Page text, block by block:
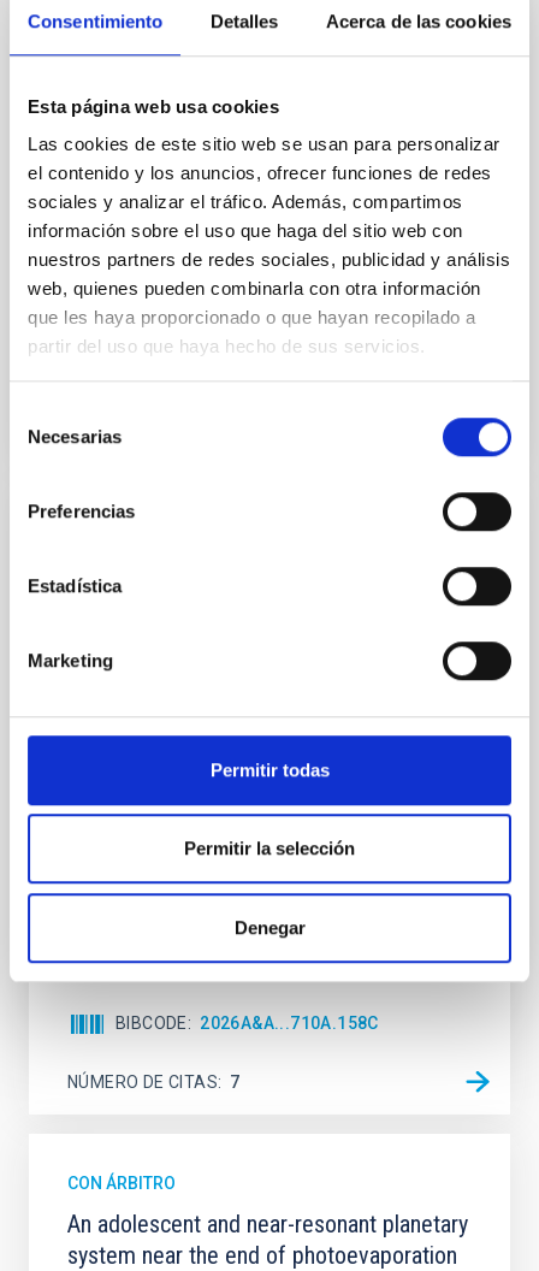
Consentimiento Detalles Acerca de las cookies
Esta página web usa cookies
Las cookies de este sitio web se usan para personalizar
el contenido y los anuncios, ofrecer funciones de redes
sociales y analizar el tráfico. Además, compartimos
información sobre el uso que haga del sitio web con
nuestros partners de redes sociales, publicidad y análisis
web, quienes pueden combinarla con otra información
que les haya proporcionado o que hayan recopilado a
partir del uso que haya hecho de sus servicios.
Necesarias
Preferencias
Estadística
Marketing
Permitir todas
Permitir la selección
Denegar
Core Scales
In a magnetically dominated model of star formation,
field orientation of star-forming dense cores and the
cloud-scale magnetic field. A. Pandhi et al. showed
their angular momentum vectors appear random
with respect to the larger-scale magnetic
Yin, Sean et al.
Fecha de publicación: 5 2026
NÚMERO DE CITAS
Clues to inside-out quenching in quiescent
SUSPENSE
quiescent galaxies at cosmic noon provide powerful
insights into star-formation quenching and stellar
studies have revealed that the cores of these
galaxies are redder than their outskirts. However,
spectroscopy is needed to break the age-metallicity
BIBCODE 2026A&A...710A.158C
NÚMERO DE CITAS 7
CON ÁRBITRO
An adolescent and near-resonant planetary
system near the end of photoevaporation